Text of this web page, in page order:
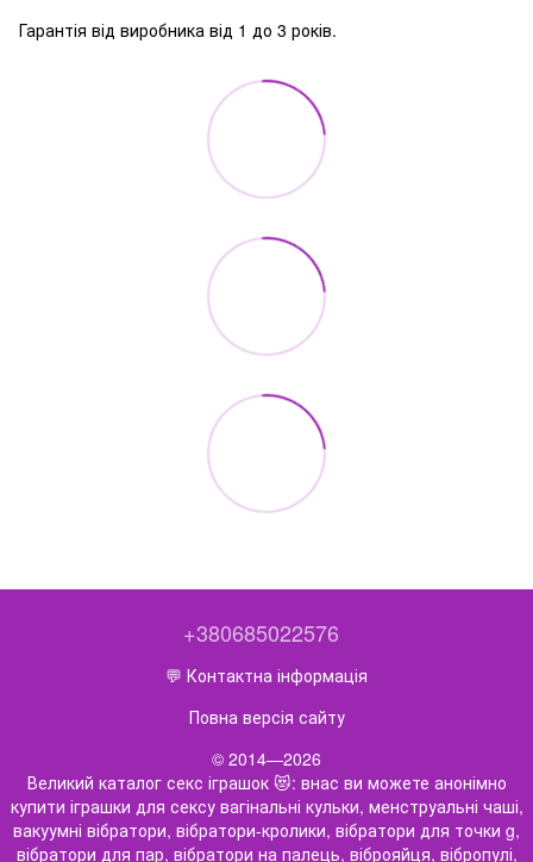
Гарантія від виробника від 1 до 3 років.
+380685022576
💬 Контактна інформація
Повна версія сайту
© 2014—2026
Великий каталог секс іграшок 😻: внас ви можете анонімно
купити іграшки для сексу вагінальні кульки, менструальні чаші,
вакуумні вібратори, вібратори-кролики, вібратори для точки g,
вібратори для пар, вібратори на палець, віброяйця, вібропулі,